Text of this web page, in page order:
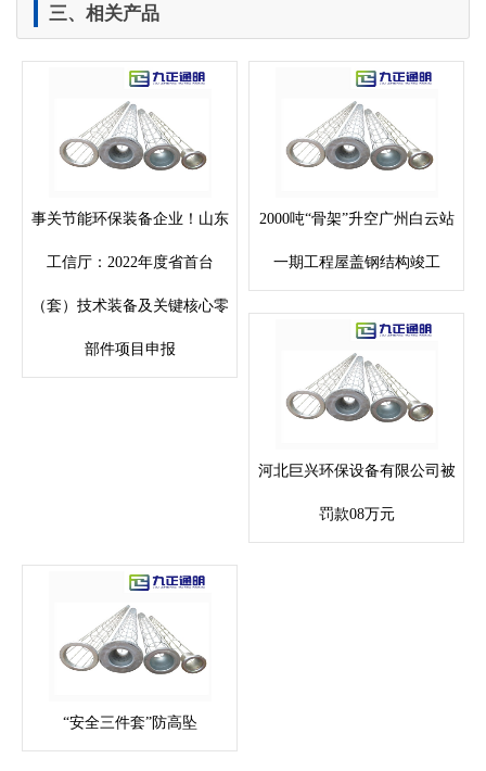
三、相关产品
事关节能环保装备企业！山东
工信厅：2022年度省首台
（套）技术装备及关键核心零
部件项目申报
2000吨“骨架”升空广州白云站
一期工程屋盖钢结构竣工
河北巨兴环保设备有限公司被
罚款08万元
“安全三件套”防高坠